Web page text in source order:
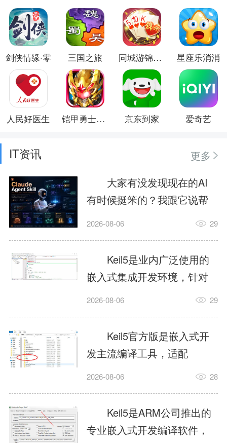
剑侠情缘·零 三国之旅 同城游锦州五十K 星座乐消消
人民好医生 铠甲勇士格斗无双 京东到家 爱奇艺
IT资讯
更多
大家有没发现现在的AI
有时候挺笨的？我跟它说帮
我订个明天早上的闹钟，它
这样？因为AI，就是个只会
耍嘴皮子的书呆子。它脑子
里有海量知识，但没有真正
激发出来实力。而
AgentSkill，就是给AI大脑装
上的一双机械手，它真的能
解决很多问题。1什么是
AgentSkillSkill指...
2026-08-06 29
Keil5是业内广泛使用的
嵌入式集成开发环境，针对
ARM、51内核单片机提供编
力，代码编译稳定，调试工
具成熟，大量开源项目基于
该平台开发。新项目需要单
独下载对应芯片支持包，新
手配置难度较高，正版商业
授权费用不菲，未授权版本
存在程序容量限制，适合硬
2026-08-06 29
Keil5官方版是嵌入式开
发主流编译工具，适配
STM32、51单片机等多款芯
在线调试、代码仿真，兼容
众多厂商芯片安装包。软件
需要手动添加器件库，初次
2026-08-06 28
Keil5是ARM公司推出的
专业嵌入式开发编译软件，